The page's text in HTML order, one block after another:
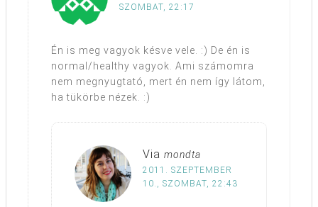
SZOMBAT, 22:17
Én is meg vagyok késve vele. :) De én is
normal/healthy vagyok. Ami számomra
nem megnyugtató, mert én nem így látom,
ha tükörbe nézek. :)
Via mondta
2011. SZEPTEMBER
10., SZOMBAT, 22:43